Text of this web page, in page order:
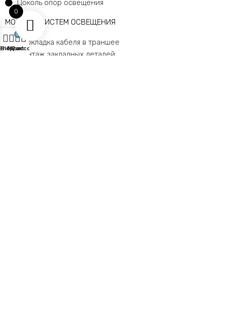
Цоколь опор освещения
МОНТАЖ СИСТЕМ ОСВЕЩЕНИЯ
Прокладка кабеля в траншее
Монтаж закладных деталей
0
Sidebar
0
Cart
My account